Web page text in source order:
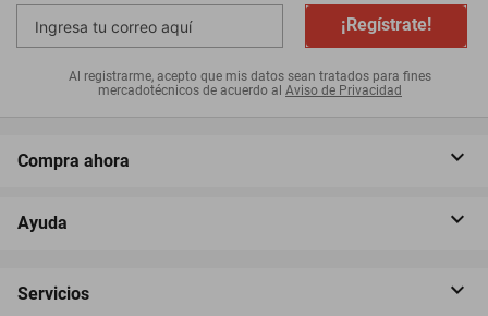
¡Regístrate!
Al registrarme, acepto que mis datos sean tratados para fines
mercadotécnicos de acuerdo al Aviso de Privacidad
Compra ahora
Ayuda
Servicios